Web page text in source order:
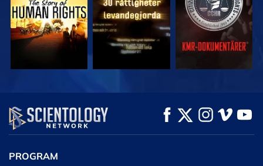
TITTA
UTFORSKA
SERIEN
PROGRAM